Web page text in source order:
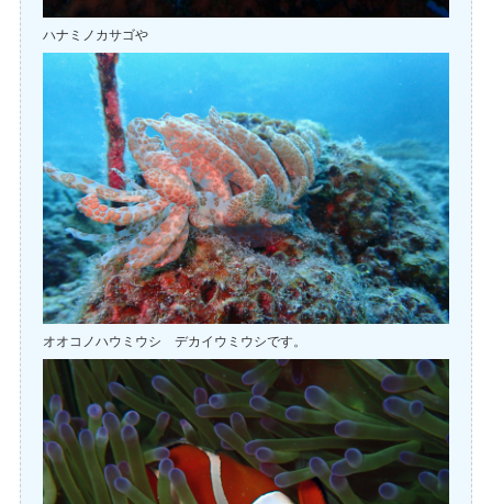
ハナミノカサゴや
オオコノハウミウシ デカイウミウシです。